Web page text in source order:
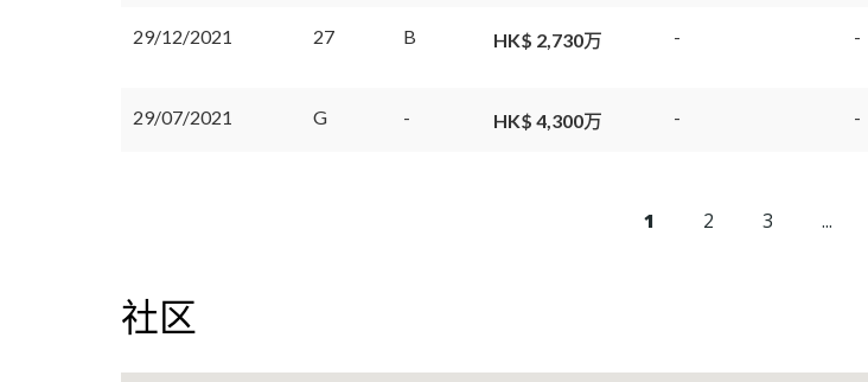
社区
29/12/2021 27 B HK$ 2,730万 - -
29/07/2021 G - HK$ 4,300万 - -
1 2 3 ...